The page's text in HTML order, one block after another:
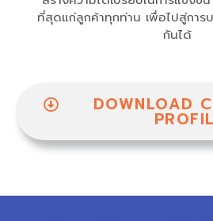
ที่สุดแก่ลูกค้าทุกท่าน เพื่อไปสู่การ
กันได้
DOWNLOAD